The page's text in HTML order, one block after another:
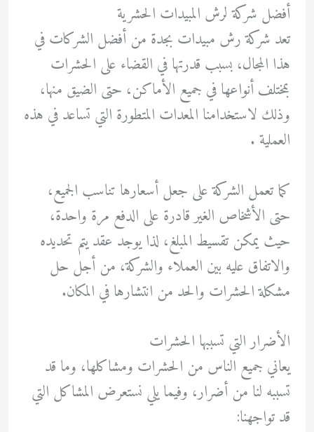
أفضل شركة لرش المبيدات الحشرية
تعد شركة رش مبيدات بجدة من أفضل الشركات في
هذا المجال، بسبب قدرتها في القضاء على الحشرات
بمختلف أنواعها في جميع الأماكن، حتى الضيق منها،
وذلك لاستخدامنا المعدات المتطورة التي تساعد في هذه
العملية .
كما تعمل الشركة على جعل أسعارها تناسب الجميع،
حتى الأشخاص الغير قادرة على الدفع مرة واحدة،
حيث يمكن تقسيط المبلغ، لذا يوجد عقد يتم تحديده
والاتفاق عليه بين العملاء والشركة، من أجل حل
مشكلة الحشرات والحد من انتشارها في المكان.
الأضرار التي تسببها الحشرات
يعاني جميع الناس من الحشرات ومشاكلها، وما قد
تسببه لنا من أضرار، وفيما يلي نستعرض المشاكل التي
قد تواجهنا: